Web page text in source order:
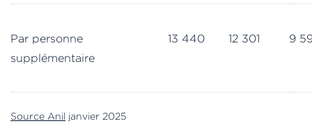
Par personne
supplémentaire
13 440 12 301 9
Source Anil janvier 2025